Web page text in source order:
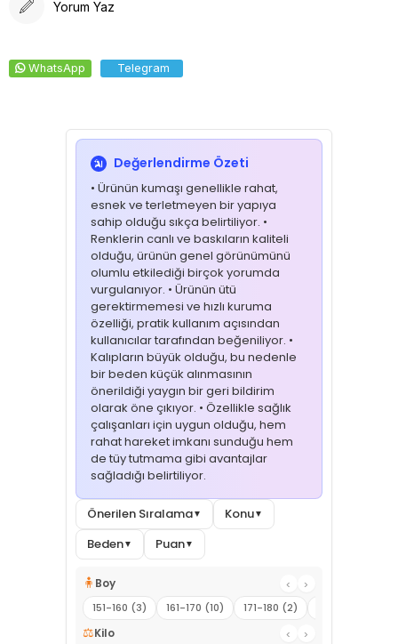
Yorum Yaz
WhatsApp Telegram
Değerlendirme Özeti
• Ürünün kumaşı genellikle rahat,
esnek ve terletmeyen bir yapıya
sahip olduğu sıkça belirtiliyor. •
Renklerin canlı ve baskıların kaliteli
olduğu, ürünün genel görünümünü
olumlu etkilediği birçok yorumda
vurgulanıyor. • Ürünün ütü
gerektirmemesi ve hızlı kuruma
özelliği, pratik kullanım açısından
kullanıcılar tarafından beğeniliyor. •
Kalıpların büyük olduğu, bu nedenle
bir beden küçük alınmasının
önerildiği yaygın bir geri bildirim
olarak öne çıkıyor. • Özellikle sağlık
çalışanları için uygun olduğu, hem
rahat hareket imkanı sunduğu hem
de tüy tutmama gibi avantajlar
sağladığı belirtiliyor.
Önerilen Sıralama▼ Konu▼
Beden▼ Puan▼
🧍 Boy ‹
›
151-160 (3)
161-170 (10) 171-180 (2)
⚖️Kilo ‹
›